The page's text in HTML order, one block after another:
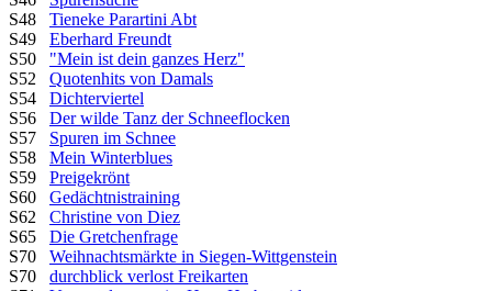
S48 Tieneke Parartini Abt
S49 Eberhard Freundt
S50 "Mein ist dein ganzes Herz"
S52 Quotenhits von Damals
S54 Dichterviertel
S56 Der wilde Tanz der Schneeflocken
S57 Spuren im Schnee
S58 Mein Winterblues
S59 Preigekrönt
S60 Gedächtnistraining
S62 Christine von Diez
S65 Die Gretchenfrage
S70 Weihnachtsmärkte in Siegen-Wittgenstein
S70 durchblick verlost Freikarten